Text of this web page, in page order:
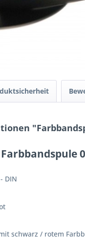
DIN
schwarz / rotem